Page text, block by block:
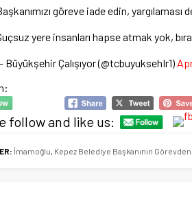
göreve iade edin, yargılaması
yere insanları hapse atmak yok,
Büyükşehir Çalışıyor (@tcbuyuksehIr1)
follow and like us:
İmamoğlu, Kepez Belediye Başkanının